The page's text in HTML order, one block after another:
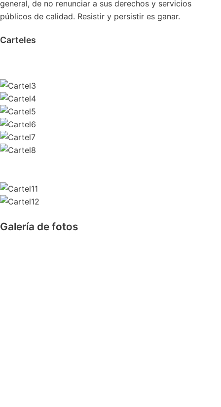
general, de no renunciar a sus derechos y servicios
públicos de calidad. Resistir y persistir es ganar.
Carteles
Galería de fotos